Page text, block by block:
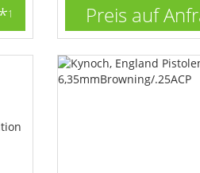
1 Preis auf